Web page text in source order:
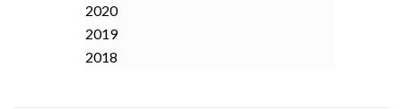
2020
2019
2018